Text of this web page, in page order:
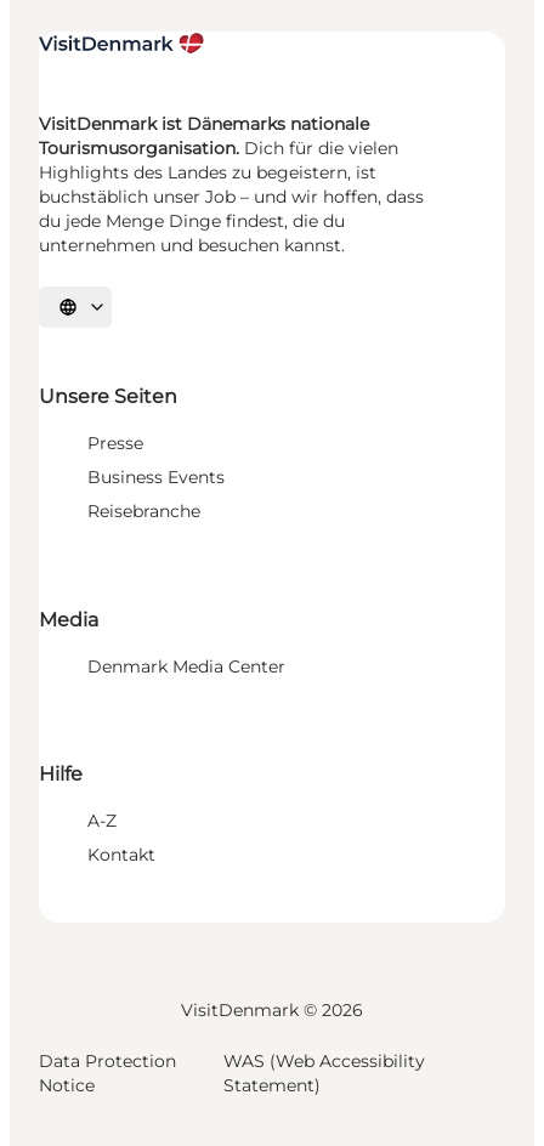
VisitDenmark ist Dänemarks nationale
Tourismusorganisation. Dich für die vielen
Highlights des Landes zu begeistern, ist
buchstäblich unser Job – und wir hoffen, dass
du jede Menge Dinge findest, die du
unternehmen und besuchen kannst.
Sprache auswählen
Unsere Seiten
Presse
Business Events
Reisebranche
Media
Denmark Media Center
Hilfe
A-Z
Kontakt
VisitDenmark © 2026
Data Protection
Notice
WAS (Web Accessibility
Statement)